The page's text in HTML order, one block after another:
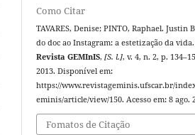
Como Citar
TAVARES, Denise; PINTO, Raphael. Justin
do doc ao Instagram: a estetização da vida.
Revista GEMInIS,[S. l.], v. 4, n. 2, p.
2013. Disponível em:
https://www.revistageminis.ufscar.br/
eminis/article/view/150. Acesso em: 8 ago.
Fomatos de Citação